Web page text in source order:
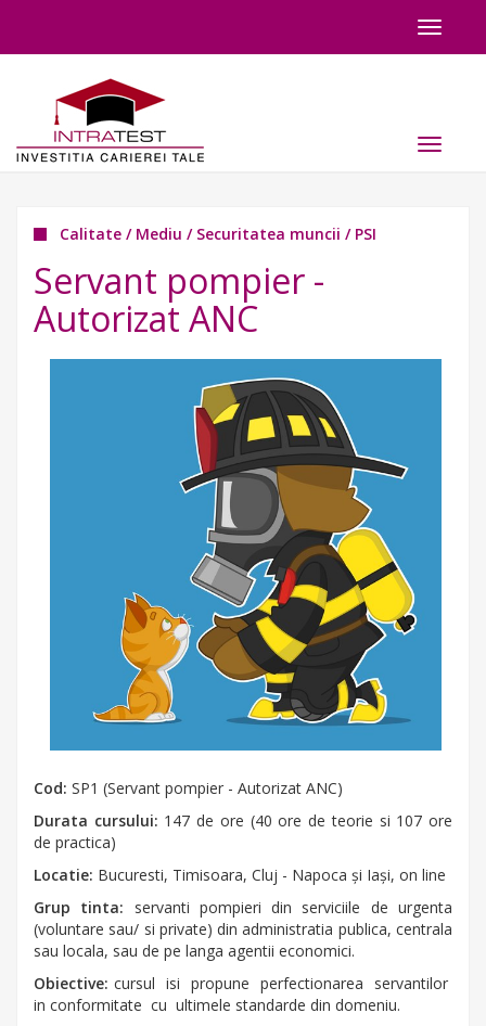
Toggle
Toggle
Calitate / Mediu / Securitatea muncii / PSI
Servant pompier -
Autorizat ANC
Cod: SP1 (Servant pompier - Autorizat ANC)
Durata cursului: 147 de ore (40 ore de teorie si 107 ore
de practica)
Locatie: Bucuresti, Timisoara, Cluj - Napoca şi Iaşi, on line
Grup tinta:
servanti pompieri din serviciile de urgenta
(voluntare sau/ si private) din administratia publica, centrala
sau locala, sau de pe langa agentii economici.
Obiective: cursul isi propune perfectionarea servantilor
in conformitate cu ultimele standarde din domeniu.